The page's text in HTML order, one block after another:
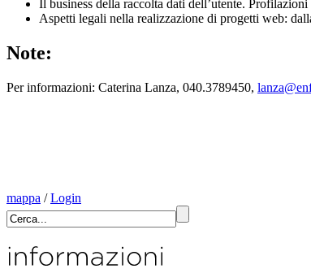
Il business della raccolta dati dell’utente.
Aspetti legali nella realizzazione di progetti web:
Note:
Per informazioni: Caterina Lanza, 040.3789450,
mappa /Login